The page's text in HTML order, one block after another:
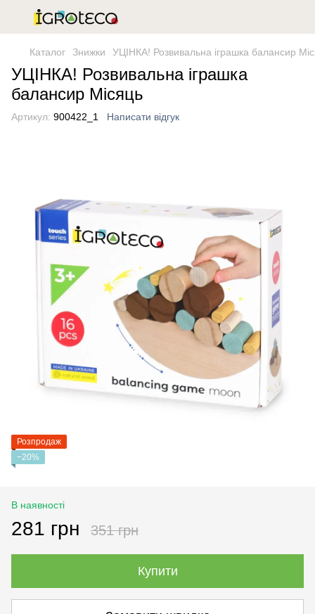
Каталог Знижки УЦІНКА! Розвивальна іграшка балансир
УЦІНКА! Розвивальна іграшка
балансир Місяць
Артикул: 900422_1 Написати відгук
Розпродаж
−20%
В наявності
281 грн 351 грн
Купити